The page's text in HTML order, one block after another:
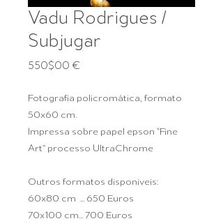
Vadu Rodrigues /
Subjugar
550$00 €
Fotografia policromática, formato
50x60 cm.
Impressa sobre papel epson “Fine
Art” processo UltraChrome
Outros formatos disponiveis:
60x80 cm ... 650 Euros
70x100 cm... 700 Euros